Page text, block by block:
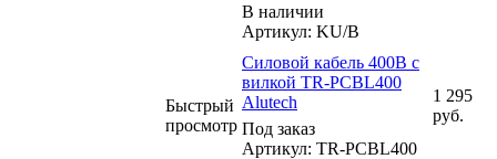
В наличии
Артикул: KU/B
Быстрый
просмотр
Силовой кабель 400В с
вилкой TR-PCBL400
Alutech
Под заказ
Артикул: TR-PCBL400
1 295
руб.